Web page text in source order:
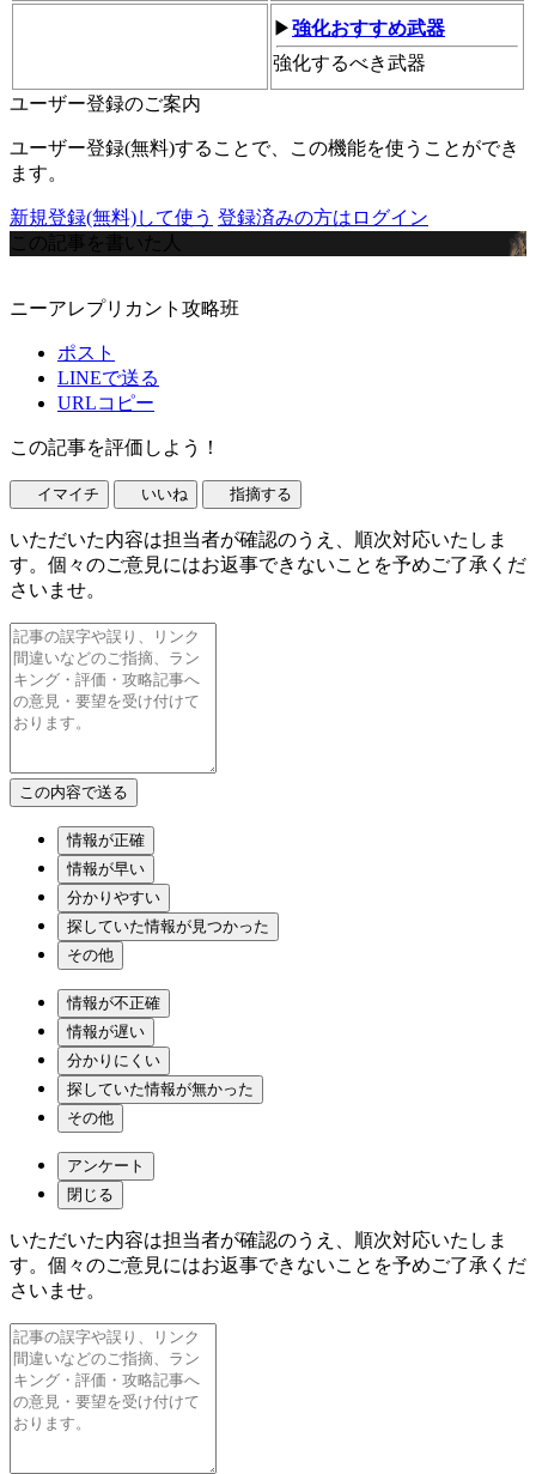
▶強化おすすめ武器
強化するべき武器
ユーザー登録のご案内
ユーザー登録(無料)することで、この機能を使うことができ
ます。
新規登録(無料)して使う 登録済みの方はログイン
この記事を書いた人
ニーアレプリカント攻略班
ポスト
LINEで送る
URLコピー
この記事を評価しよう！
イマイチ いいね 指摘する
いただいた内容は担当者が確認のうえ、順次対応いたしま
す。個々のご意見にはお返事できないことを予めご了承くだ
さいませ。
情報が正確
情報が早い
分かりやすい
探していた情報が見つかった
その他
情報が不正確
情報が遅い
分かりにくい
探していた情報が無かった
その他
アンケート
閉じる
いただいた内容は担当者が確認のうえ、順次対応いたしま
す。個々のご意見にはお返事できないことを予めご了承くだ
さいませ。